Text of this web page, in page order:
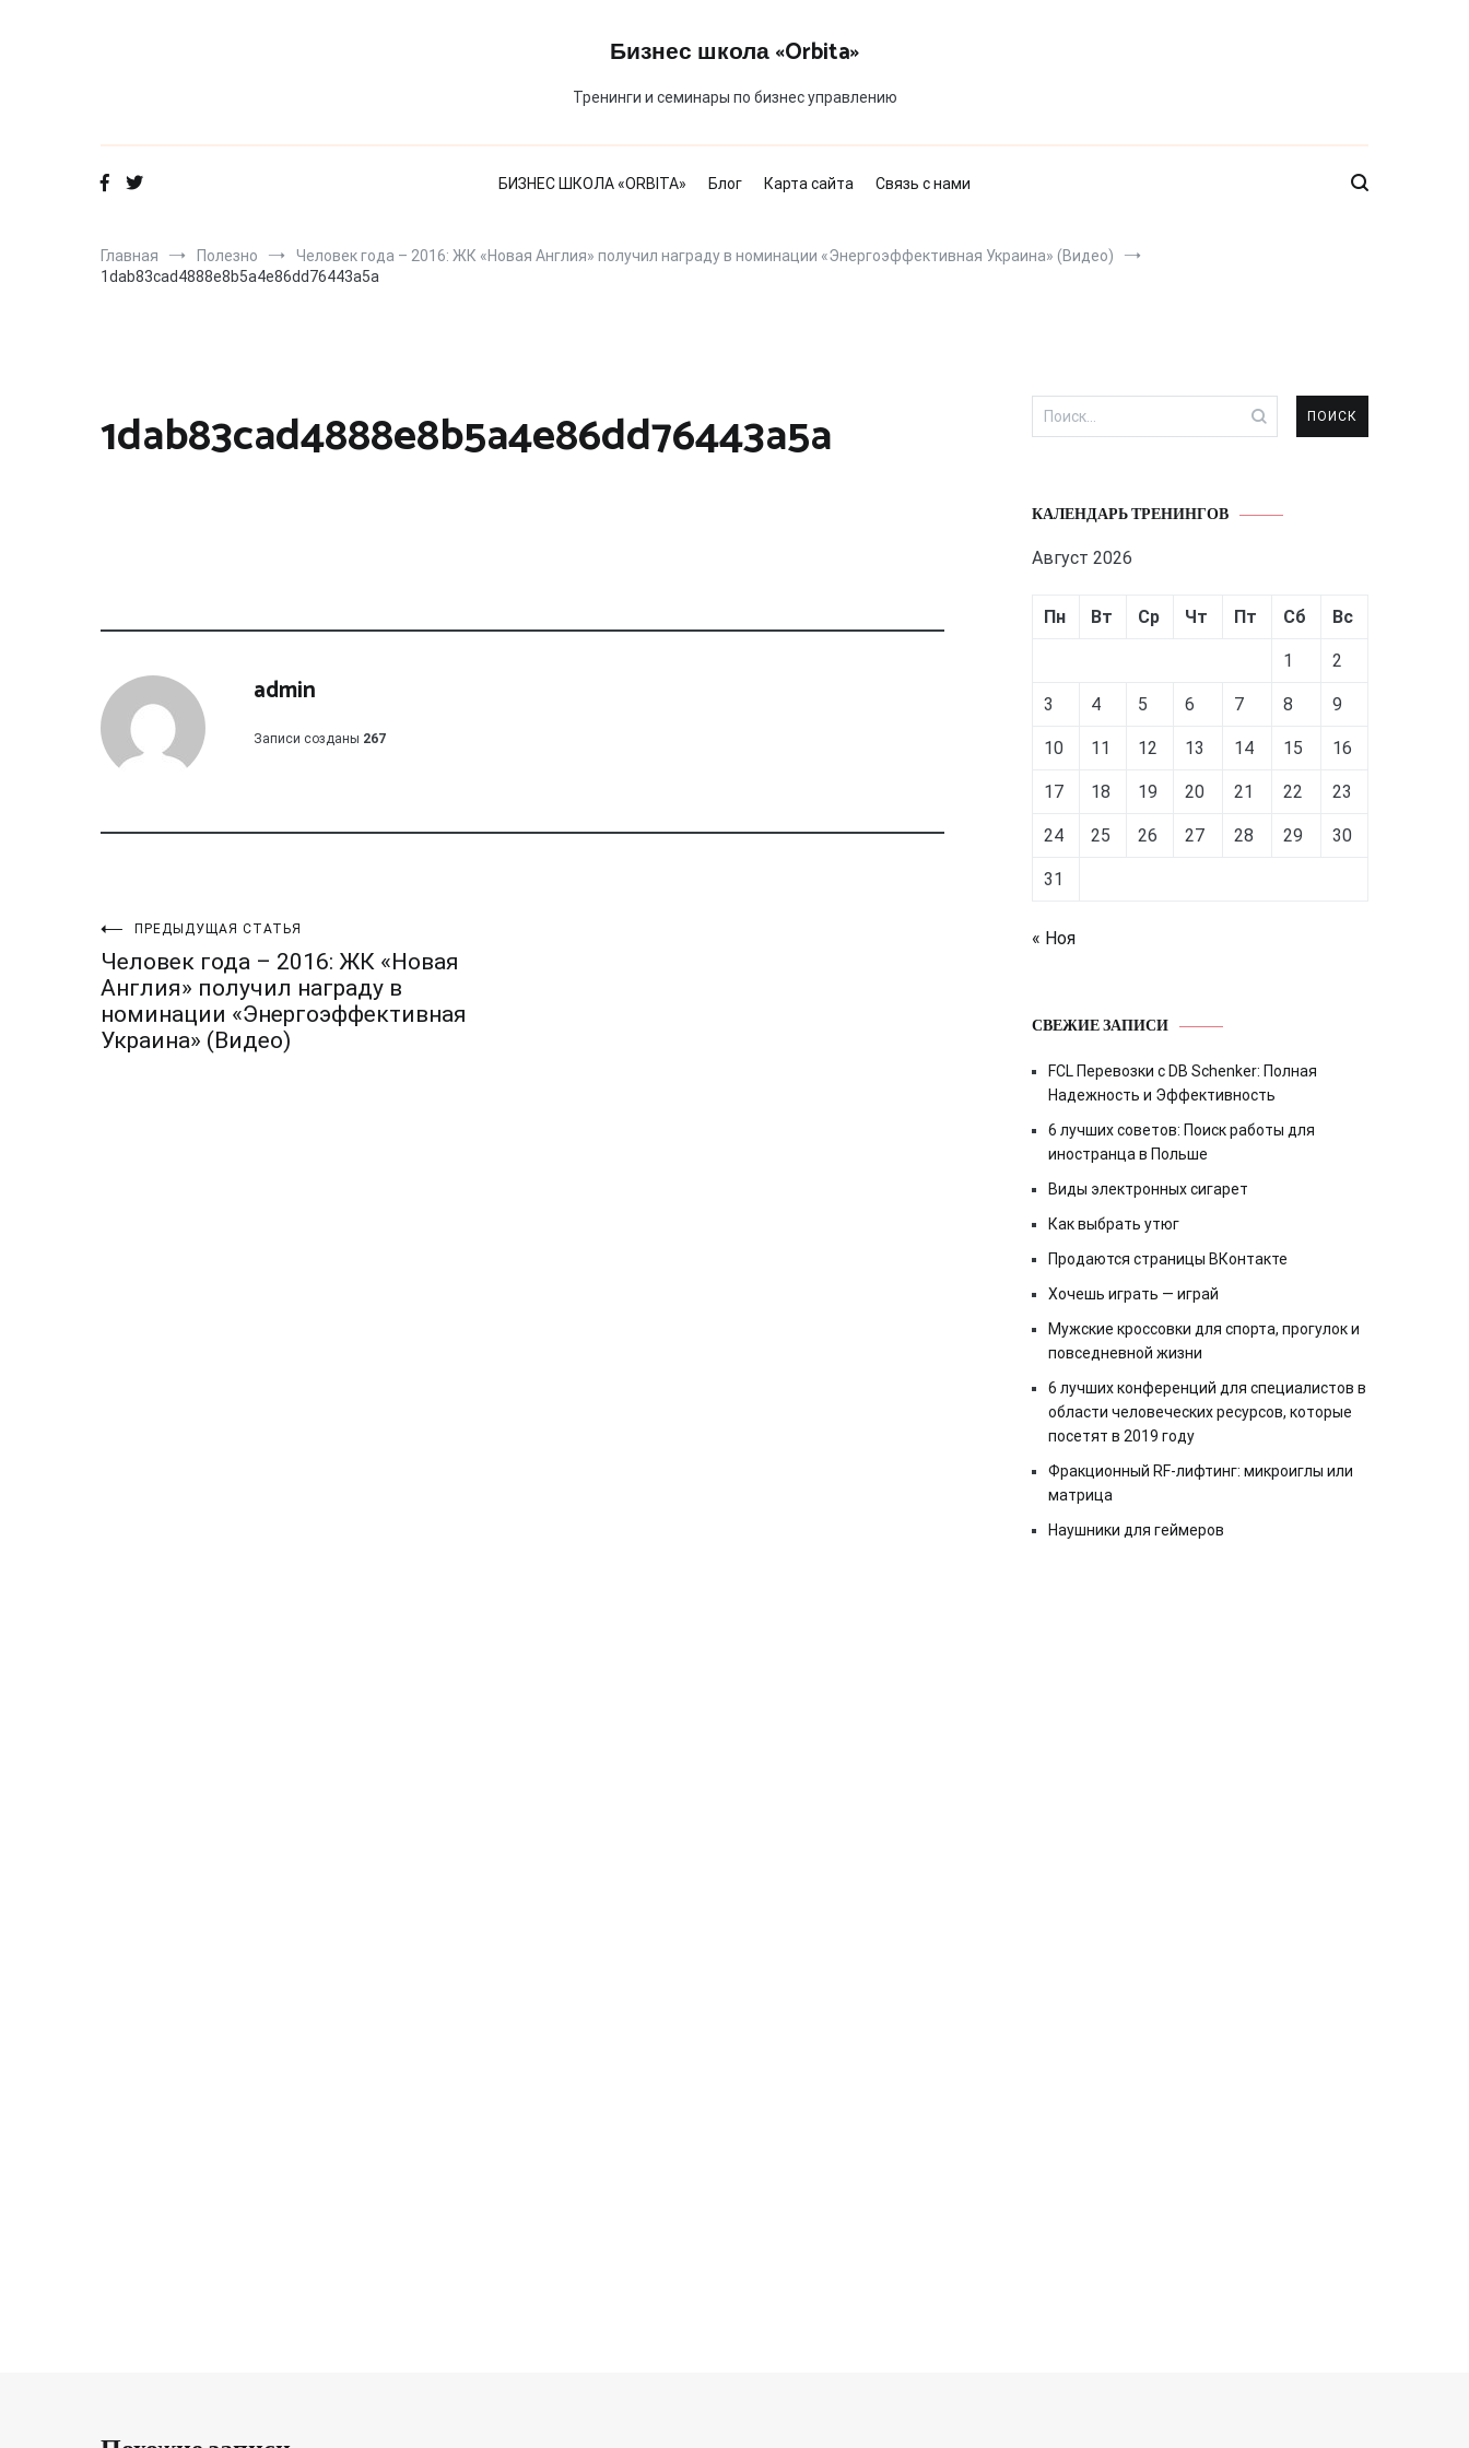
Бизнес школа «Orbita»
Тренинги и семинары по бизнес управлению
БИЗНЕС ШКОЛА «ORBITA» Блог Карта сайта Связь с нами
Главная Полезно
Человек года – 2016: ЖК «Новая Англия» получил награду в номинации «Энергоэффективная Украина» (Видео)
1dab83cad4888e8b5a4e86dd76443a5a
1dab83cad4888e8b5a4e86dd76443a5a
admin
Записи созданы 267
Навигация
по
записям
ПРЕДЫДУЩАЯ СТАТЬЯ
Человек года – 2016: ЖК «Новая
Англия» получил награду в
номинации «Энергоэффективная
Украина» (Видео)
Найти:
КАЛЕНДАРЬ ТРЕНИНГОВ
Август 2026
Пн Вт Ср Чт Пт Сб Вс
1 2
3 4 5 6 7 8 9
10 11 12 13 14 15 16
17 18 19 20 21 22 23
24 25 26 27 28 29 30
31
« Ноя
СВЕЖИЕ ЗАПИСИ
FCL Перевозки с DB Schenker: Полная
Надежность и Эффективность
6 лучших советов: Поиск работы для
иностранца в Польше
Виды электронных сигарет
Как выбрать утюг
Продаются страницы ВКонтакте
Хочешь играть — играй
Мужские кроссовки для спорта, прогулок и
повседневной жизни
6 лучших конференций для специалистов в
области человеческих ресурсов, которые
посетят в 2019 году
Фракционный RF-лифтинг: микроиглы или
матрица
Наушники для геймеров